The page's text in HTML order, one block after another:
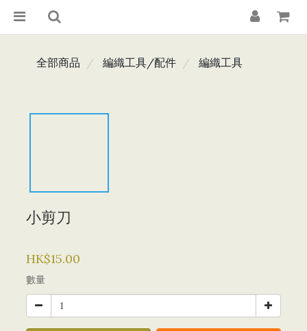
全部商品 編織工具/配件 編織工具
小剪刀
HK$15.00
數量